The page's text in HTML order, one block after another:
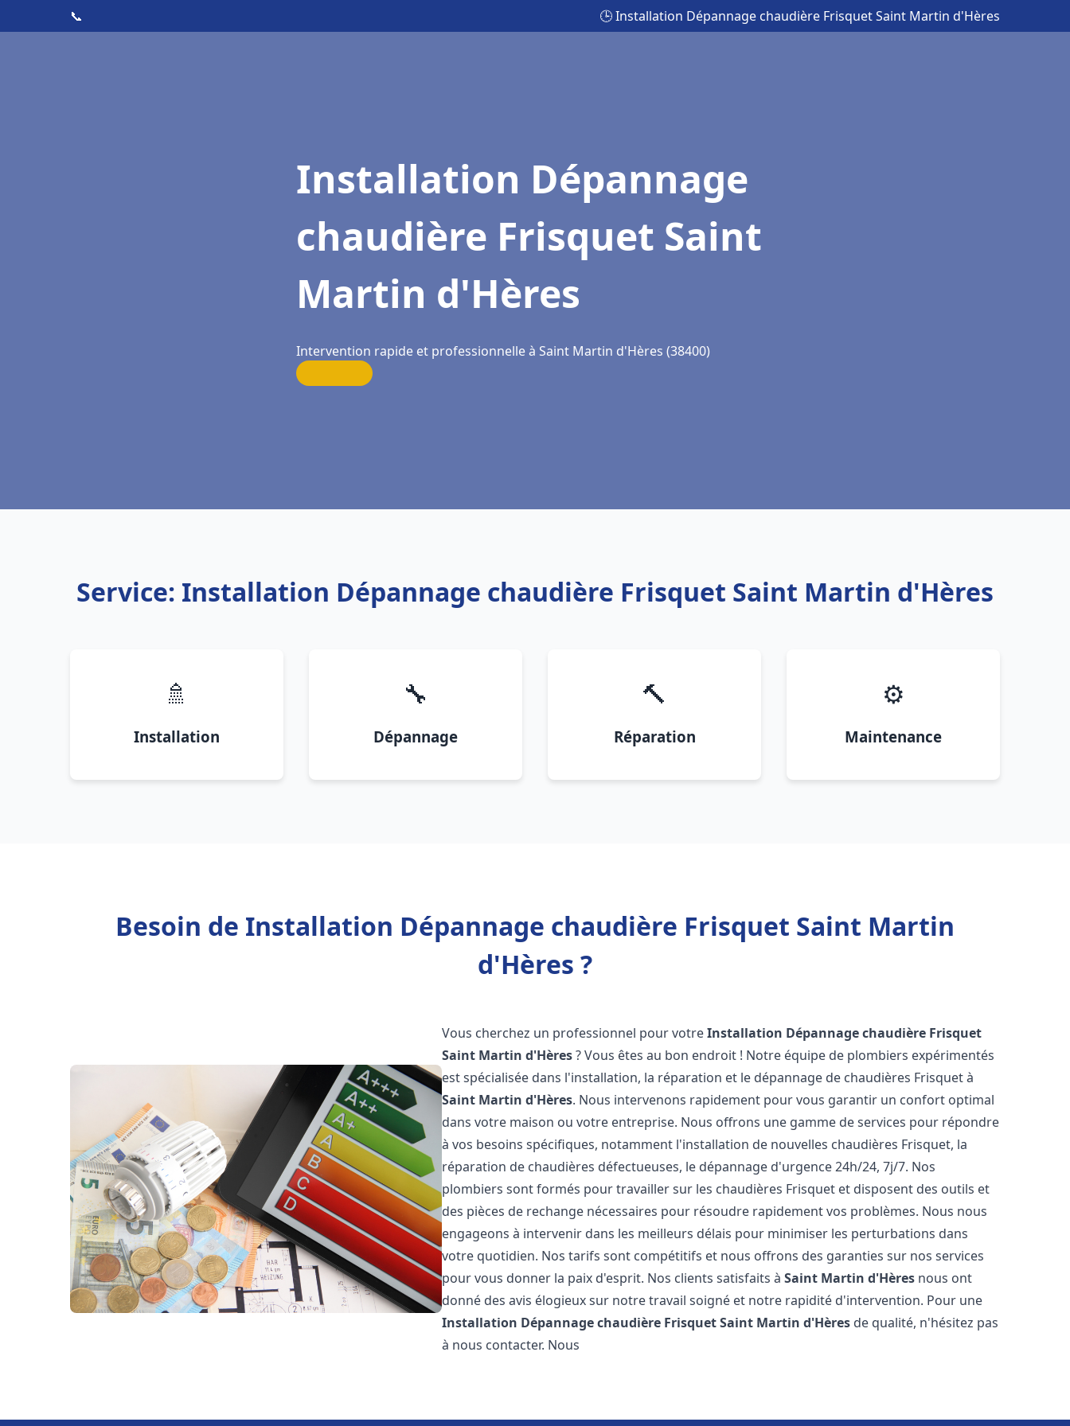
📞 🕒 Installation Dépannage chaudière Frisquet Saint Martin d'Hères
Installation Dépannage
chaudière Frisquet Saint
Martin d'Hères
Intervention rapide et professionnelle à Saint Martin d'Hères (38400)
Service: Installation Dépannage chaudière Frisquet Saint Martin d'Hères
🚿
Installation
🔧
Dépannage
🔨
Réparation
⚙️
Maintenance
Besoin de Installation Dépannage chaudière Frisquet Saint Martin
d'Hères ?
Vous cherchez un professionnel pour votreInstallation Dépannage chaudière Frisquet
Saint Martin d'Hères? Vous êtes au bon endroit ! Notre équipe de plombiers expérimentés
est spécialisée dans l'installation, la réparation et le dépannage de chaudières Frisquet à
Saint Martin d'Hères. Nous intervenons rapidement pour vous garantir un confort optimal
dans votre maison ou votre entreprise. Nous offrons une gamme de services pour répondre
à vos besoins spécifiques, notamment l'installation de nouvelles chaudières Frisquet, la
réparation de chaudières défectueuses, le dépannage d'urgence 24h/24, 7j/7. Nos
plombiers sont formés pour travailler sur les chaudières Frisquet et disposent des outils et
des pièces de rechange nécessaires pour résoudre rapidement vos problèmes. Nous nous
engageons à intervenir dans les meilleurs délais pour minimiser les perturbations dans
votre quotidien. Nos tarifs sont compétitifs et nous offrons des garanties sur nos services
pour vous donner la paix d'esprit. Nos clients satisfaits àSaint Martin d'Hères nous ont
donné des avis élogieux sur notre travail soigné et notre rapidité d'intervention. Pour une
Installation Dépannage chaudière FrisquetSaint Martin d'Hères de qualité, n'hésitez pas
à nous contacter. Nous